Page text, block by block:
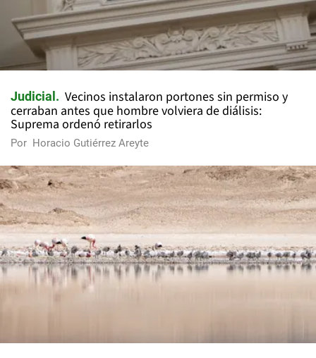
Judicial
Vecinos instalaron portones sin permiso y
cerraban antes que hombre volviera de diálisis:
Suprema ordenó retirarlos
Por Horacio Gutiérrez Areyte